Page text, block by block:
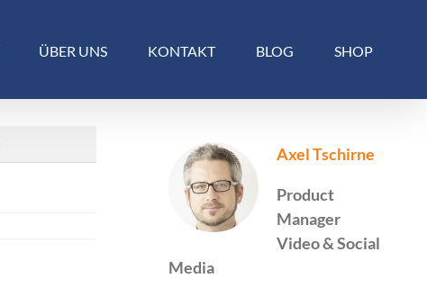
ÜBER UNS KONTAKT BLOG SHOP
Axel Tschirne
Product
Manager
Video & Social
Media